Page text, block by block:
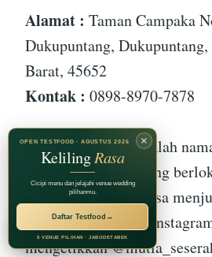
Alamat : Taman Campaka
Dukupuntang,
Barat, 45652
Kontak : 0898-8970-7878
mutia_seserahan adalah
seserahan terbaik yang
Tetapi, kamu juga bisa
kotak seserahan ini
mengetikkan
RECOMMENDED BY
Jagarasa Group
×
OPEN TESTFOOD · AGUSTUS 2026
KelilingRasa
Cicipi menu dan jelajahi venue wedding
pilihanmu.
Daftar Testfood →
5 VENUE PILIHAN · JABODETABEK